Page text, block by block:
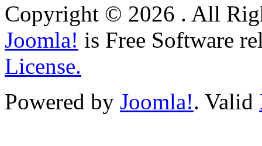
Copyright © 2026 . All
Joomla! is Free Software
License.
Powered by Joomla!. Valid